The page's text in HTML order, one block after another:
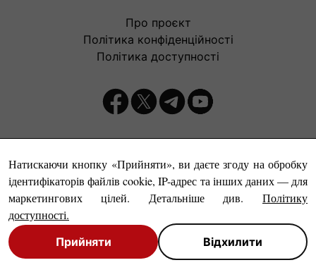
Натискаючи кнопку «Прийняти», ви даєте згоду на обробку
ідентифікаторів файлів cookie, IP-адрес та інших даних — для
маркетингових цілей. Детальніше див.
Політику
доступності.
Прийняти Відхилити
Про проєкт
Політика конфіденційності
Політика доступності
© Нова Польща, 1999-2026